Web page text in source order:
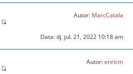
Autor: MarcCatala
Data: dj. jul. 21, 2022 10:18 am
Autor:enricm